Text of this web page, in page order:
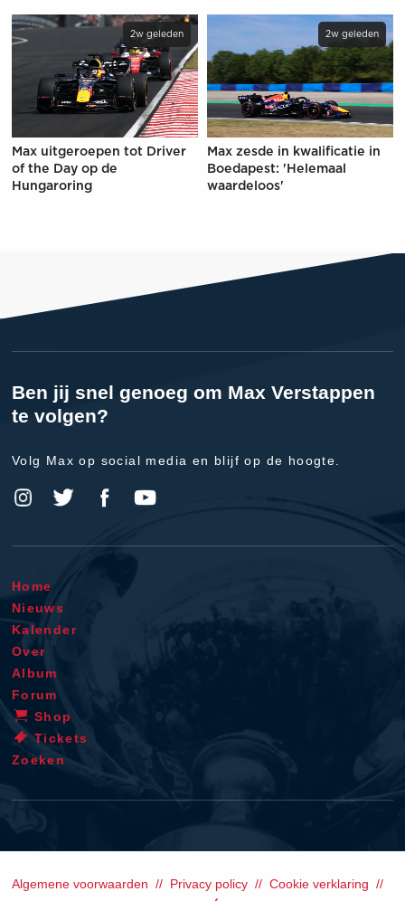
2w geleden
Max uitgeroepen tot Driver
of the Day op de
Hungaroring
2w geleden
Max zesde in kwalificatie in
Boedapest: 'Helemaal
waardeloos'
Ben jij snel genoeg om Max Verstappen
te volgen?
Volg Max op social media en blijf op de hoogte.
Home
Nieuws
Kalender
Over
Album
Forum
Shop
Tickets
Zoeken
Algemene voorwaarden Privacy policy
Cookie verklaring